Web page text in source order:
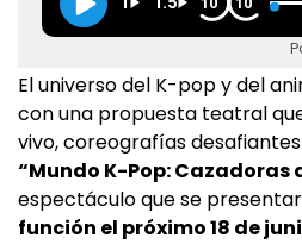
El universo del K-pop y del
con una propuesta teatral
vivo, coreografías
“Mundo K-Pop: Cazadoras
espectáculo que se
función el próximo 18 de